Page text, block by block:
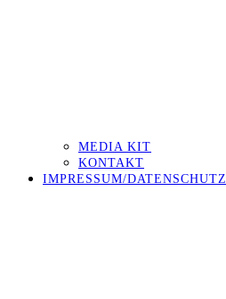
MEDIA KIT
KONTAKT
IMPRESSUM/DATENSCHUTZ